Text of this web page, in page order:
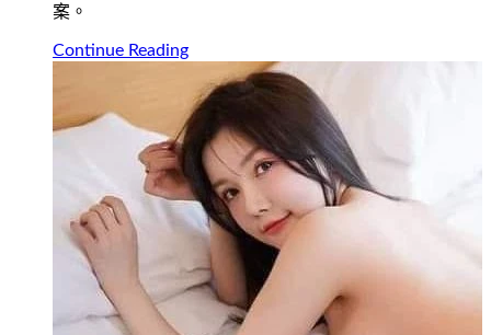
案。
Continue Reading